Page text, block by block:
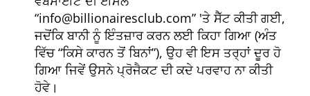
info@billionairesclub.com 'ਤੇ ਸੈੱਟ ਕੀਤੀ ਗਈ,
ਜਦੋਂਕਿ ਬਾਨੀ ਨੂੰ ਇੰਤਜ਼ਾਰ ਕਰਨ ਲਈ ਕਿਹਾ ਗਿਆ (ਅੰਤ
ਵਿੱਚ ਕਿਸੇ ਕਾਰਨ ਤੋਂ ਬਿਨਾਂ ), ਉਹ ਵੀ ਇਸ ਤਰ੍ਹਾਂ ਦੂਰ ਹੋ
ਗਿਆ ਜਿਵੇਂ ਉਸਨੇ ਪ੍ਰੋਜੈਕਟ ਦੀ ਕਦੇ ਪਰਵਾਹ ਨਾ ਕੀਤੀ
ਹੋਵੇ।